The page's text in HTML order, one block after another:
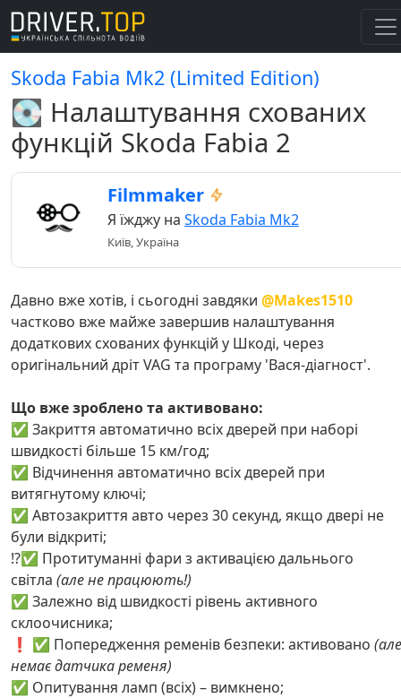
Skoda Fabia Mk2 (Limited Edition)
💽 Налаштування схованих
функцій Skoda Fabia 2
Filmmaker
Я їжджу на Skoda Fabia Mk2
Київ, Україна
Давно вже хотів, і сьогодні завдяки @Makes1510
частково вже майже завершив налаштування
додаткових схованих функцій у Шкоді, через
оригінальний дріт VAG та програму 'Вася-діагност'.
Що вже зроблено та активовано:
✅ Закриття автоматично всіх дверей при наборі
швидкості більше 15 км/год;
✅ Відчинення автоматично всіх дверей при
витягнутому ключі;
✅ Автозакриття авто через 30 секунд, якщо двері не
були відкриті;
⁉️✅ Протитуманні фари з активацією дальнього
світла (але не працюють!)
✅ Залежно від швидкості рівень активного
склоочисника;
❗️ ✅ Попередження ременів безпеки: активовано (але
немає датчика ременя)
✅ Опитування ламп (всіх) – вимкнено;